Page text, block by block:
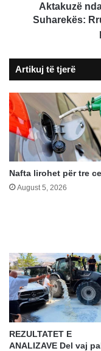
ndërtuan
kryen
Aktakuzë
Suharekës:
Artikuj të tjerë
Nafta lirohet për tre
August 5, 2026
REZULTATET E
ANALIZAVE Del vaj